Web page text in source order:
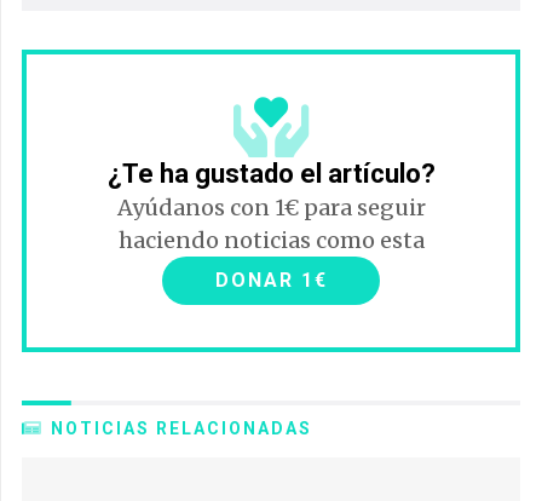
¿Te ha gustado el artículo?
Ayúdanos con 1€ para seguir
haciendo noticias como esta
DONAR 1€
NOTICIAS RELACIONADAS